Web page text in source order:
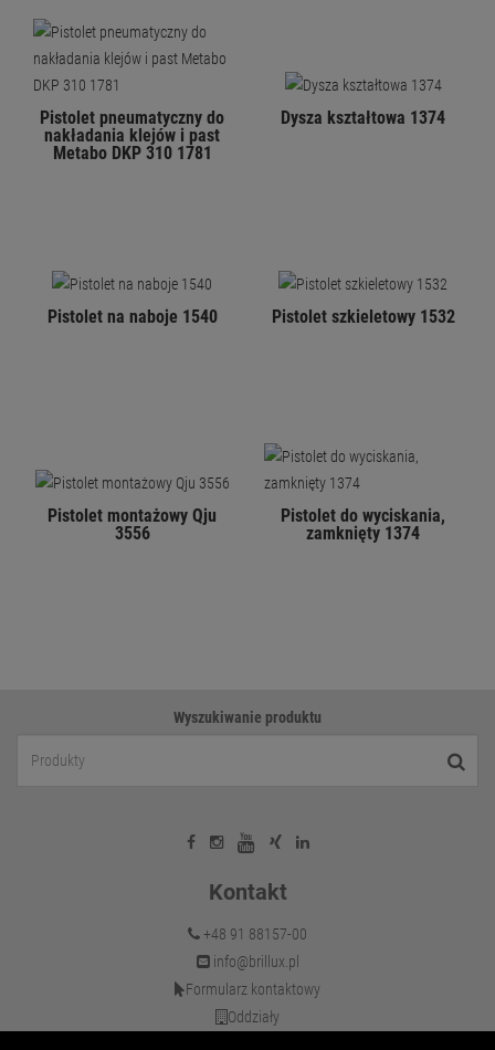
Pistolet pneumatyczny do
nakładania klejów i past
Metabo DKP 310 1781
Dysza kształtowa 1374
Pistolet na naboje 1540 Pistolet szkieletowy 1532
Pistolet montażowy Qju
3556
Pistolet do wyciskania,
zamknięty 1374
Wyszukiwanie produktu
Kontakt
+48 91 88157-00
info@brillux.pl
Formularz kontaktowy
Oddziały